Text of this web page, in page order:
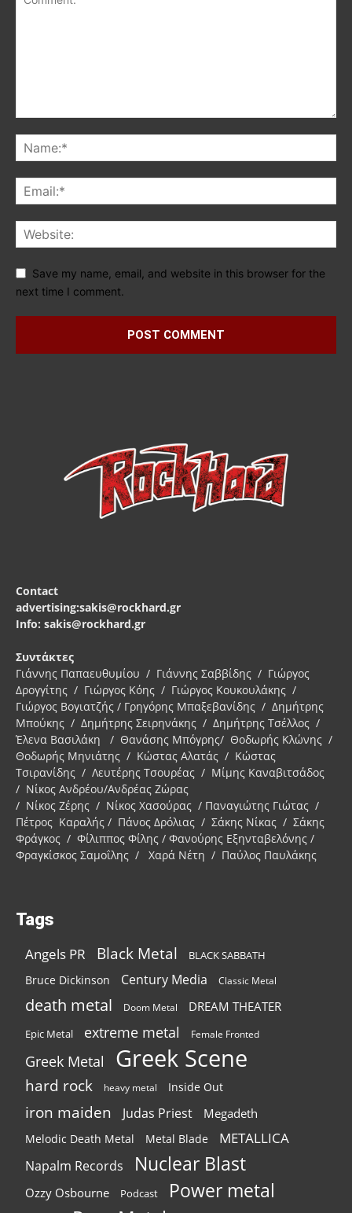
Save my name, email, and website in this browser for the
next time I comment.
Contact
advertising:sakis@rockhard.gr
Info: sakis@rockhard.gr
Συντάκτες
Γιάννης Παπαευθυμίου / Γιάννης Σαββίδης / Γιώργος
Δρογγίτης / Γιώργος Κόης / Γιώργος Κουκουλάκης /
Γιώργος Βογιατζής / Γρηγόρης Μπαξεβανίδης / Δημήτρης
Μπούκης / Δημήτρης Σειρηνάκης / Δημήτρης Τσέλλος /
Έλενα Βασιλάκη / Θανάσης Μπόγρης/ Θοδωρής Κλώνης /
Θοδωρής Μηνιάτης / Κώστας Αλατάς / Κώστας
Τσιρανίδης / Λευτέρης Τσουρέας / Μίμης Καναβιτσάδος
/ Νίκος Ανδρέου/Ανδρέας Ζώρας
/ Νίκος Ζέρης / Νίκος Χασούρας / Παναγιώτης Γιώτας /
Πέτρος Καραλής / Πάνος Δρόλιας / Σάκης Νίκας / Σάκης
Φράγκος / Φίλιππος Φίλης / Φανούρης Εξηνταβελόνης /
Φραγκίσκος Σαμοΐλης / Χαρά Νέτη / Παύλος Παυλάκης
Tags
Angels PR Black Metal BLACK SABBATH
Bruce Dickinson Century Media Classic Metal
death metal Doom Metal DREAM THEATER
Epic Metal extreme metal Female Fronted
Greek Metal Greek Scene
hard rock heavy metal Inside Out
iron maiden Judas Priest Megadeth
Melodic Death Metal Metal Blade METALLICA
Napalm Records Nuclear Blast
Ozzy Osbourne Podcast
Power metal